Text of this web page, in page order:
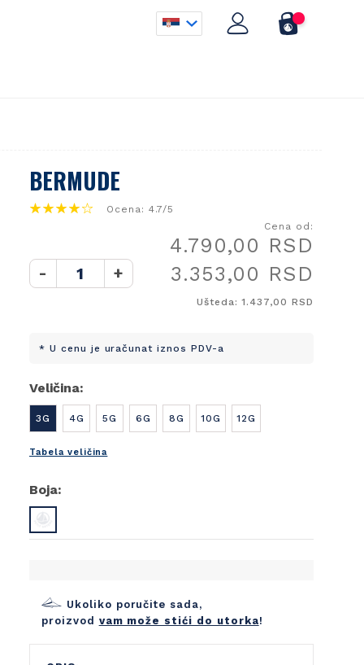
BERMUDE
Ocena: 4.7/5
- +
Cena od:
4.790,00 RSD
3.353,00 RSD
Ušteda: 1.437,00 RSD
* U cenu je uračunat iznos PDV-a
Veličina:
3G 4G 5G 6G 8G 10G 12G
Tabela veličina
Boja:
Ukoliko poručite sada,
proizvod vam može stići do utorka!